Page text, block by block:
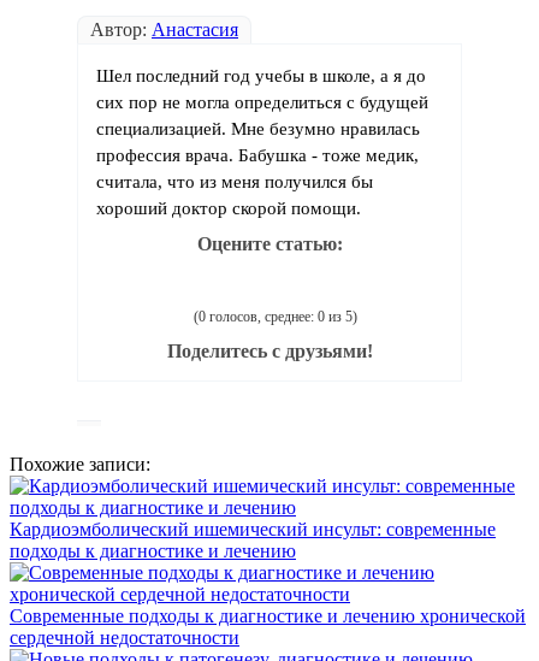
Автор: Анастасия
Шел последний год учебы в школе, а я до
сих пор не могла определиться с будущей
специализацией. Мне безумно нравилась
профессия врача. Бабушка - тоже медик,
считала, что из меня получился бы
хороший доктор скорой помощи.
Оцените статью:
(0 голосов, среднее: 0 из 5)
Поделитесь с друзьями!
Похожие записи:
Кардиоэмболический ишемический инсульт: современные
подходы к диагностике и лечению
Современные подходы к диагностике и лечению хронической
сердечной недостаточности